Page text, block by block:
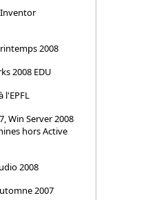
2008
2008 EDU
l'EPFL
Win Server 2008
hors Active
2008
2007